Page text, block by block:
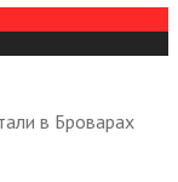
в Броварах